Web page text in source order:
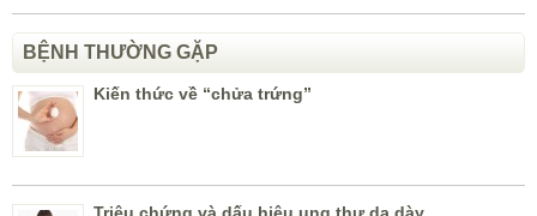
BỆNH THƯỜNG GẶP
Kiến thức về “chửa trứng”